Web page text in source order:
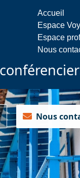
Accueil
Espace
Espace
Nous
Nous